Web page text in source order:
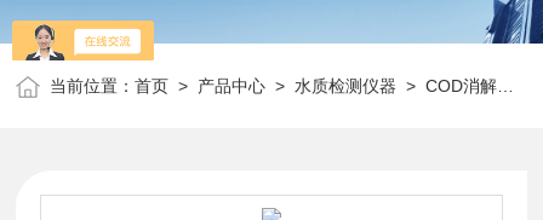
当前位置：首页 > 产品中心 >水质检测仪器 >COD消解仪